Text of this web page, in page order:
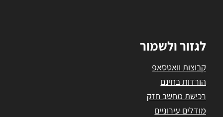
לגזור ולשמור
קבוצות וואטסאפ
הורדות בחינם
רכישת מחשב חזק
מודלים עירוניים